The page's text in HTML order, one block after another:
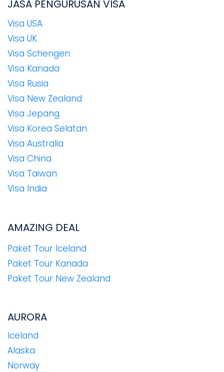
JASA PENGURUSAN VISA
Visa USA
Visa UK
Visa Schengen
Visa Kanada
Visa Rusia
Visa New Zealand
Visa Jepang
Visa Korea Selatan
Visa Australia
Visa China
Visa Taiwan
Visa India
AMAZING DEAL
Paket Tour Iceland
Paket Tour Kanada
Paket Tour New Zealand
AURORA
Iceland
Alaska
Norway